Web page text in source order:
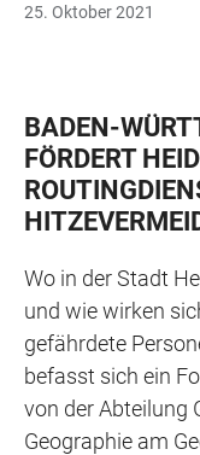
25. Oktober 2021
BADEN-
FÖRDERT
Wo in der Stadt
und wie wirken
gefährdete
befasst sich ein
von der Abteilung
Geographie am